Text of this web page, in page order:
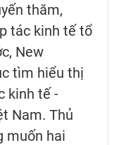
thăm,
tác kinh tế tổ
New
tìm hiểu thị
kinh tế -
Nam. Thủ
muốn hai